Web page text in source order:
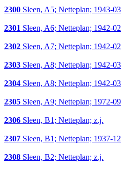
2300 Sleen, A5; Netteplan; 1943-03
2301 Sleen, A6; Netteplan; 1942-02
2302 Sleen, A7; Netteplan; 1942-02
2303 Sleen, A8; Netteplan; 1942-03
2304 Sleen, A8; Netteplan; 1942-03
2305 Sleen, A9; Netteplan; 1972-09
2306 Sleen, B1; Netteplan; z.j.
2307 Sleen, B1; Netteplan; 1937-12
2308 Sleen, B2; Netteplan; z.j.